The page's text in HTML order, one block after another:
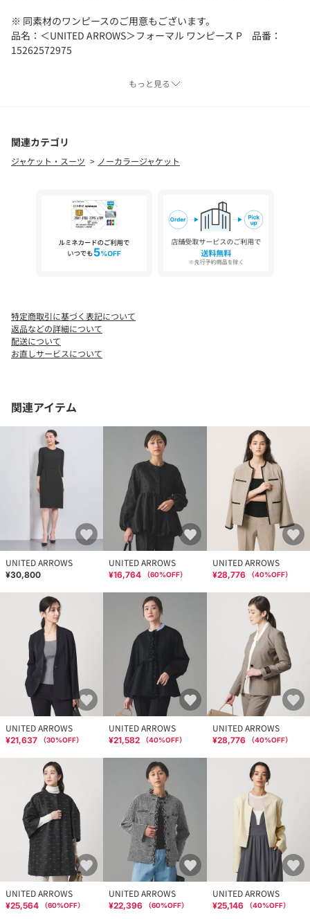
※ 同素材のワンピースのご用意もございます。
品名：＜UNITED ARROWS＞フォーマル ワンピース P 品番：
15262572975
============================
光沢感：なし
ケア方法：ドライクリーニング
============================
※商品を使用前に、タグ等に記載されている「取り扱い上の注意
書き」、「洗濯表示」を必ずご確認ください。
※商品画像は、光の当たり具合やパソコンなどの閲覧環境によ
り、実際の色味と異なって見える場合がございます。予めご了承
店舗へお問い合わせの際は、全国のUNITED ARROWS各店舗まで
下記の品名/品番をお申し付けください。
品名：UPC FORMAL 43 O 品番：15222572975
もっと見る
関連カテゴリ
ジャケット・スーツ ノーカラージャケット
特定商取引に基づく表記について
返品などの詳細について
配送について
お直しサービスについて
関連アイテム
UNITED ARROWS
¥30,800
UNITED ARROWS
¥16,764 （60%OFF）
UNITED ARROWS
¥28,776 （40%OFF）
UNITED ARROWS
¥21,637 （30%OFF）
UNITED ARROWS
¥21,582 （40%OFF）
UNITED ARROWS
¥28,776 （40%OFF）
UNITED ARROWS
¥25,564 （60%OFF）
UNITED ARROWS
¥22,396 （60%OFF）
UNITED ARROWS
¥25,146 （40%OFF）